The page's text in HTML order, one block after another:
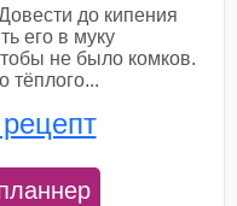
до кипения
его в муку
не было комков.
тёплого...